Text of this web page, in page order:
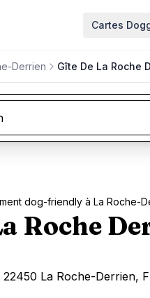
Cartes
Derrien Gîte De La Roche
dog-friendly à La Roche-
Roche
22450 La Roche-Derrien,